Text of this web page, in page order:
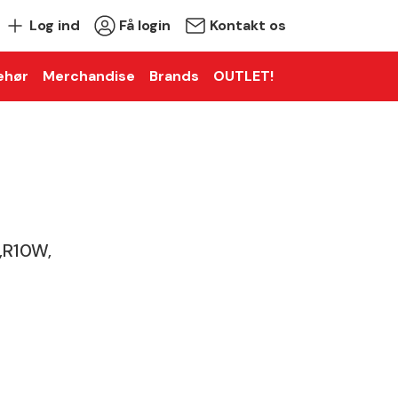
Log ind Få login Kontakt os
Merchandise Brands OUTLET!